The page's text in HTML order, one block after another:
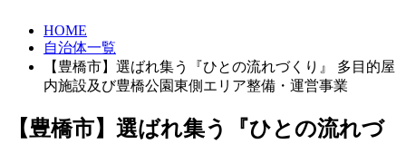
HOME
自治体一覧
【豊橋市】選ばれ集う『ひとの流れづくり』 多目的屋
内施設及び豊橋公園東側エリア整備・運営事業
【豊橋市】選ばれ集う『ひとの流れづ